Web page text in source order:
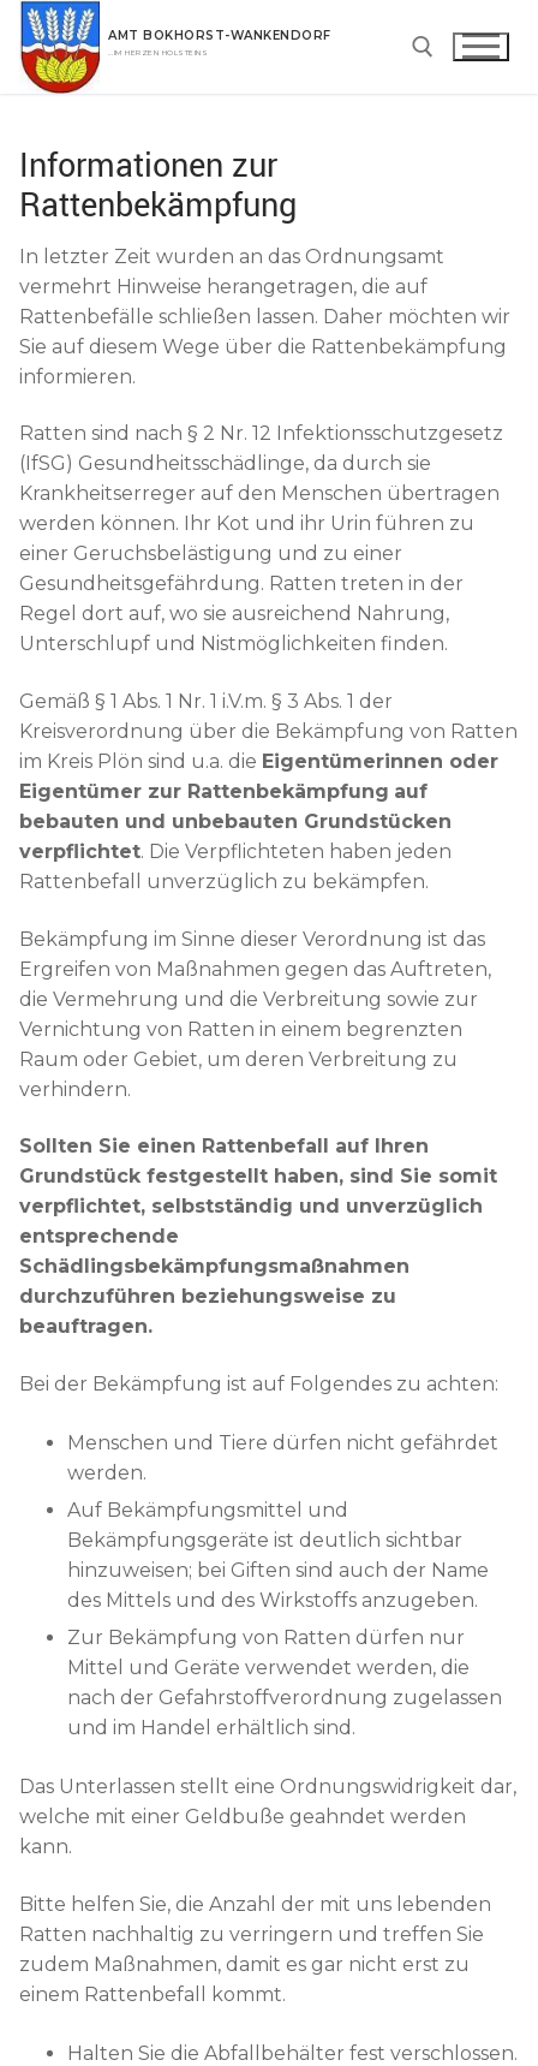
Zum
Inhalt
springen
AMT BOKHORST-WANKENDORF
…IM HERZEN HOLSTEINS
Informationen zur
Rattenbekämpfung
In letzter Zeit wurden an das Ordnungsamt
vermehrt Hinweise herangetragen, die auf
Rattenbefälle schließen lassen. Daher möchten wir
Sie auf diesem Wege über die Rattenbekämpfung
informieren.
Ratten sind nach § 2 Nr. 12 Infektionsschutzgesetz
(IfSG) Gesundheitsschädlinge, da durch sie
Krankheitserreger auf den Menschen übertragen
werden können. Ihr Kot und ihr Urin führen zu
einer Geruchsbelästigung und zu einer
Gesundheitsgefährdung. Ratten treten in der
Regel dort auf, wo sie ausreichend Nahrung,
Unterschlupf und Nistmöglichkeiten finden.
Gemäß § 1 Abs. 1 Nr. 1 i.V.m. § 3 Abs. 1 der
Kreisverordnung über die Bekämpfung von Ratten
im Kreis Plön sind u.a. die Eigentümerinnen oder
Eigentümer zur Rattenbekämpfung auf
bebauten und unbebauten Grundstücken
verpflichtet. Die Verpflichteten haben jeden
Rattenbefall unverzüglich zu bekämpfen.
Bekämpfung im Sinne dieser Verordnung ist das
Ergreifen von Maßnahmen gegen das Auftreten,
die Vermehrung und die Verbreitung sowie zur
Vernichtung von Ratten in einem begrenzten
Raum oder Gebiet, um deren Verbreitung zu
verhindern.
Sollten Sie einen Rattenbefall auf Ihren
Grundstück festgestellt haben, sind Sie somit
verpflichtet, selbstständig und unverzüglich
entsprechende
Schädlingsbekämpfungsmaßnahmen
durchzuführen beziehungsweise zu
beauftragen.
Bei der Bekämpfung ist auf Folgendes zu achten:
Menschen und Tiere dürfen nicht gefährdet
werden.
Auf Bekämpfungsmittel und
Bekämpfungsgeräte ist deutlich sichtbar
hinzuweisen; bei Giften sind auch der Name
des Mittels und des Wirkstoffs anzugeben.
Zur Bekämpfung von Ratten dürfen nur
Mittel und Geräte verwendet werden, die
nach der Gefahrstoffverordnung zugelassen
und im Handel erhältlich sind.
Das Unterlassen stellt eine Ordnungswidrigkeit dar,
welche mit einer Geldbuße geahndet werden
kann.
Bitte helfen Sie, die Anzahl der mit uns lebenden
Ratten nachhaltig zu verringern und treffen Sie
zudem Maßnahmen, damit es gar nicht erst zu
einem Rattenbefall kommt.
Halten Sie die Abfallbehälter fest verschlossen.